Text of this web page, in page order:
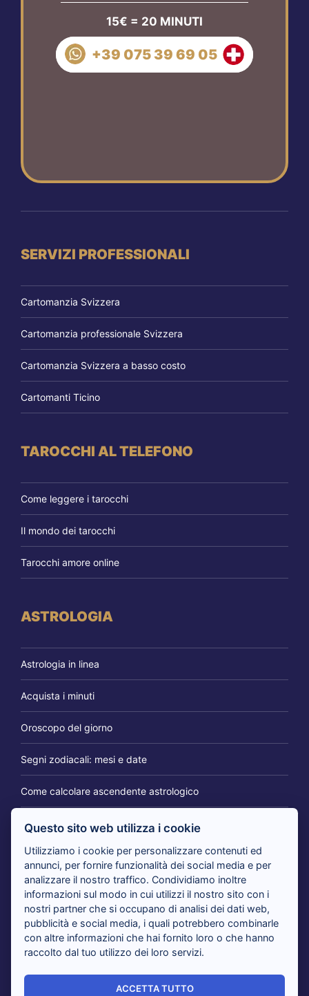
15€ = 20 MINUTI
+39 075 39 69 05
SERVIZI PROFESSIONALI
Cartomanzia Svizzera
Cartomanzia professionale Svizzera
Cartomanzia Svizzera a basso costo
Cartomanti Ticino
TAROCCHI AL TELEFONO
Come leggere i tarocchi
Il mondo dei tarocchi
Tarocchi amore online
ASTROLOGIA
Astrologia in linea
Acquista i minuti
Oroscopo del giorno
Segni zodiacali: mesi e date
Come calcolare ascendente astrologico
IL BLOG DEI CARTOMANTI
Tarocchi 365 giorni per te: il consulto per cambiare
prospettiva
Tarocchi nuovi amori in arrivo: i cartomanti rispondono
Questo sito web utilizza i cookie
Utilizziamo i cookie per personalizzare contenuti ed
annunci, per fornire funzionalità dei social media e per
analizzare il nostro traffico. Condividiamo inoltre
informazioni sul modo in cui utilizzi il nostro sito con i
nostri partner che si occupano di analisi dei dati web,
pubblicità e social media, i quali potrebbero combinarle
con altre informazioni che hai fornito loro o che hanno
raccolto dal tuo utilizzo dei loro servizi.
ACCETTA TUTTO